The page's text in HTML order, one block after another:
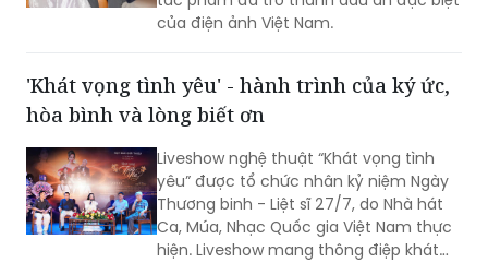
của điện ảnh Việt Nam.
'Khát vọng tình yêu' - hành trình của ký ức,
hòa bình và lòng biết ơn
Liveshow nghệ thuật “Khát vọng tình
yêu” được tổ chức nhân kỷ niệm Ngày
Thương binh - Liệt sĩ 27/7, do Nhà hát
Ca, Múa, Nhạc Quốc gia Việt Nam thực
hiện. Liveshow mang thông điệp khát